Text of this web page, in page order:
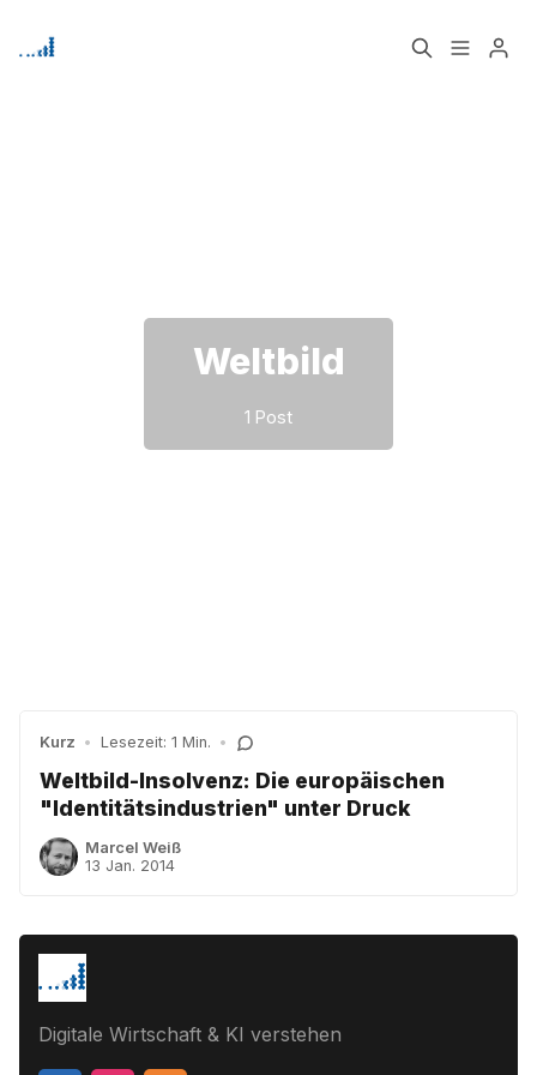
Weltbild
1 Post
Kurz • Lesezeit: 1 Min. •
Weltbild-Insolvenz: Die europäischen
"Identitätsindustrien" unter Druck
Marcel Weiß
13 Jan. 2014
Digitale Wirtschaft & KI verstehen